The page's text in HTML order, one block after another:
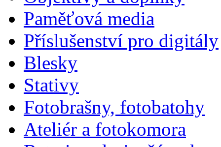
Paměťová media
Příslušenství pro digitály
Blesky
Stativy
Fotobrašny, fotobatohy
Ateliér a fotokomora